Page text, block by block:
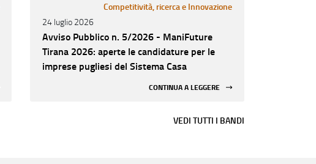
Competitività, ricerca e Innovazione
24 luglio 2026
Avviso Pubblico n. 5/2026 - ManiFuture
Tirana 2026: aperte le candidature per le
imprese pugliesi del Sistema Casa
CONTINUA A LEGGERE
VEDI TUTTI I BANDI